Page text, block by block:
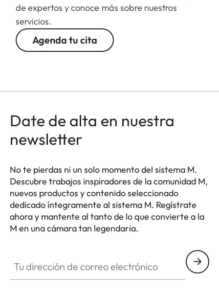
de expertos y conoce más sobre nuestros
servicios.
Agenda tu cita
Date de alta en nuestra
newsletter
No te pierdas ni un solo momento del sistema M.
Descubre trabajos inspiradores de la comunidad M,
nuevos productos y contenido seleccionado
dedicado íntegramente al sistema M. Regístrate
ahora y mantente al tanto de lo que convierte a la
M en una cámara tan legendaria.